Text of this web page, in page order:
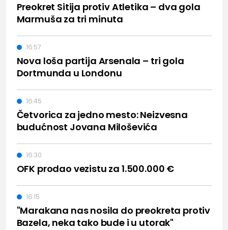
Preokret Sitija protiv Atletika – dva gola
Marmuša za tri minuta
Nova loša partija Arsenala – tri gola
Dortmunda u Londonu
16:57
Četvorica za jedno mesto: Neizvesna
budućnost Jovana Miloševića
16:45
OFK prodao vezistu za 1.500.000 €
16:30
"Marakana nas nosila do preokreta protiv
Bazela, neka tako bude i u utorak"
16:15